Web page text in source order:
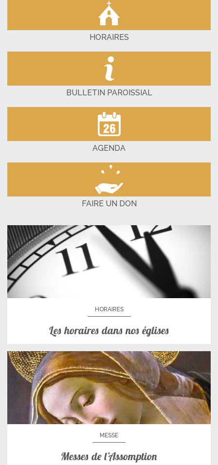
HORAIRES
BULLETIN PAROISSIAL
AGENDA
FAIRE UN DON
HORAIRES
Les horaires dans nos églises
MESSE
Messes de l’Assomption